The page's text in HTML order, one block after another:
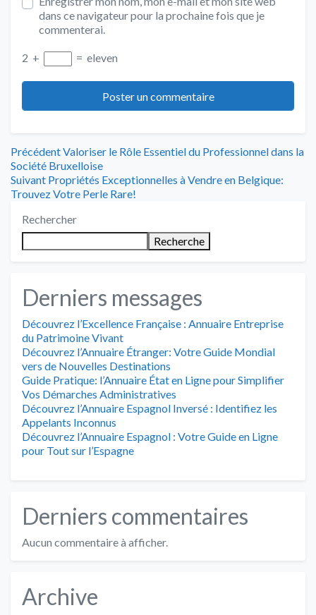
dans ce navigateur pour la prochaine fois que je
commenterai.
2 + = eleven
Navigation
de
l’article
PrécédentArticle
précédent
:
Valoriser le Rôle Essentiel du Professionnel dans la
Société Bruxelloise
Suivant Article
suivant
Propriétés Exceptionnelles à Vendre en Belgique:
Trouvez Votre Perle Rare!
Rechercher
Recherche
Derniers messages
Découvrez l’Excellence Française : Annuaire Entreprise
du Patrimoine Vivant
Découvrez l’Annuaire Étranger: Votre Guide Mondial
vers de Nouvelles Destinations
Guide Pratique: l’Annuaire État en Ligne pour Simplifier
Vos Démarches Administratives
Découvrez l’Annuaire Espagnol Inversé : Identifiez les
Appelants Inconnus
Découvrez l’Annuaire Espagnol : Votre Guide en Ligne
pour Tout sur l’Espagne
Derniers commentaires
Aucun commentaire à afficher.
Archive